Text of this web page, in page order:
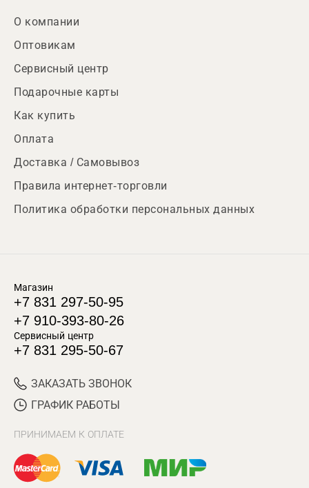
О компании
Оптовикам
Сервисный центр
Подарочные карты
Как купить
Оплата
Доставка / Самовывоз
Правила интернет-торговли
Политика обработки персональных данных
Магазин
+7 831 297-50-95
+7 910-393-80-26
Сервисный центр
+7 831 295-50-67
ЗАКАЗАТЬ ЗВОНОК
ГРАФИК РАБОТЫ
ПРИНИМАЕМ К ОПЛАТЕ